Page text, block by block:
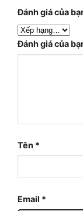
Đánh giá của
Đánh giá của
Tên *
Email *